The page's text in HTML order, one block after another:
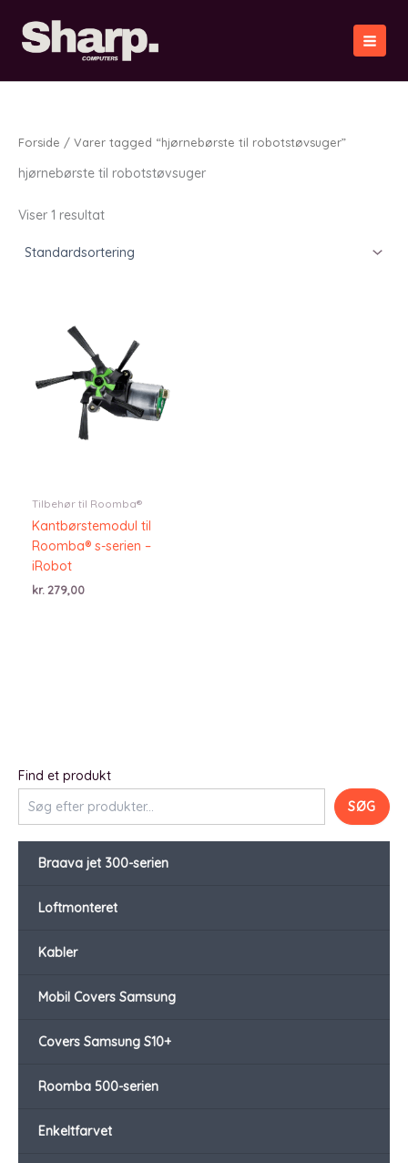
indholdet
Find et produkt
SØG
Braava jet 300-serien
Loftmonteret
Kabler
Mobil Covers Samsung
Covers Samsung S10+
Roomba 500-serien
Enkeltfarvet
Forside / Varer tagged “hjørnebørste til robotstøvsuger”
hjørnebørste til robotstøvsuger
Viser 1 resultat
Tilbehør til Roomba®
Kantbørstemodul til
Roomba® s-serien –
iRobot
kr. 279,00